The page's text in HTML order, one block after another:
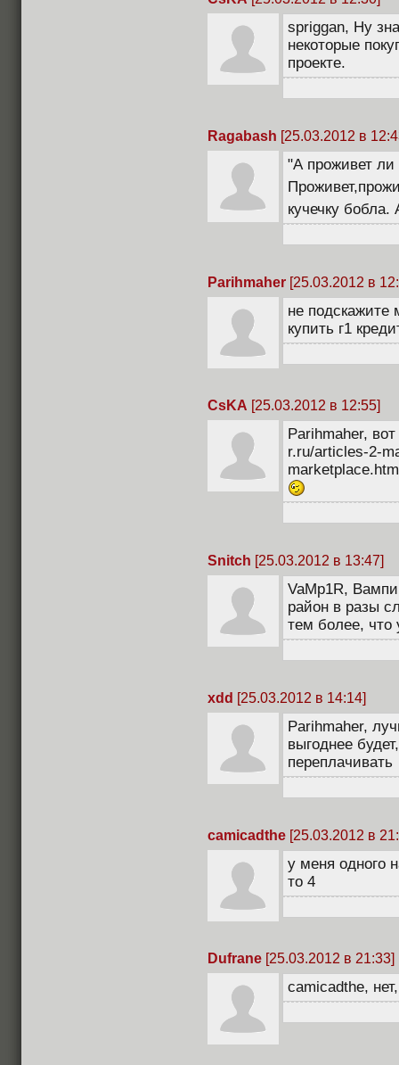
spriggan, Ну
некоторые
проекте.
Ragabash [25.03.2012 в
"А проживет ли
кучечку
Parihmaher [25.03.2012 в
не подскажите
купить г1
CsKA [25.03.2012 в 12:55]
Parihmaher,
r.ru/articles-2-
Snitch [25.03.2012 в 13:47]
VaMp1R,
район в разы
тем более, что
xdd [25.03.2012 в 14:14]
Parihmaher,
выгоднее
переплачивать
camicadthe [25.03.2012 в
у меня одного
то 4
Dufrane [25.03.2012 в 21:33]
camicadthe,